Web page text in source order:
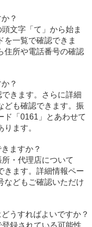
？
文字「て」から始ま
を一覧で確認できま
住所や電話番号の確認
？
きます。さらに詳細
ども確認できます。振
ド「0161」とあわせて
ます。
ますか？
・代理店について
きます。詳細情報ペー
などもご確認いただけ
うすればよいですか？
録されている可能性